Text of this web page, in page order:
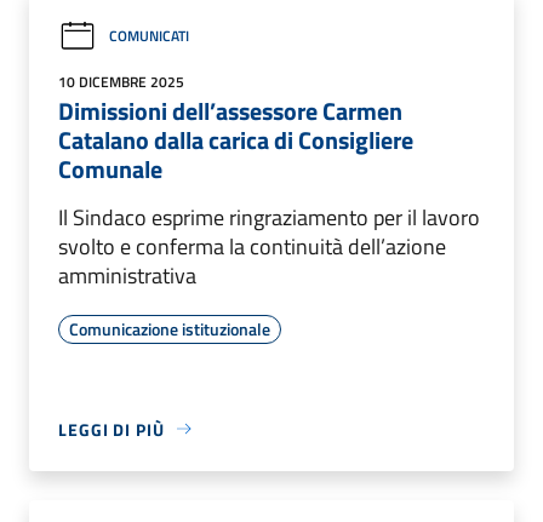
COMUNICATI
10 DICEMBRE 2025
Dimissioni dell’assessore Carmen
Catalano dalla carica di Consigliere
Comunale
Il Sindaco esprime ringraziamento per il lavoro
svolto e conferma la continuità dell’azione
amministrativa
Comunicazione istituzionale
LEGGI DI PIÙ